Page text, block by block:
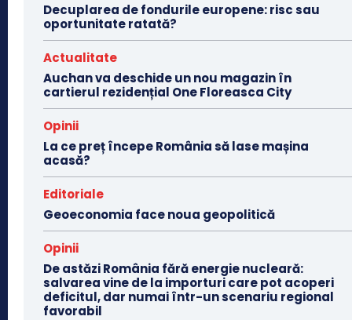
Decuplarea de fondurile europene: risc sau
oportunitate ratată?
Actualitate
Auchan va deschide un nou magazin în
cartierul rezidențial One Floreasca City
Opinii
La ce preț începe România să lase mașina
acasă?
Editoriale
Geoeconomia face noua geopolitică
Opinii
De astăzi România fără energie nucleară:
salvarea vine de la importuri care pot acoperi
deficitul, dar numai într-un scenariu regional
favorabil